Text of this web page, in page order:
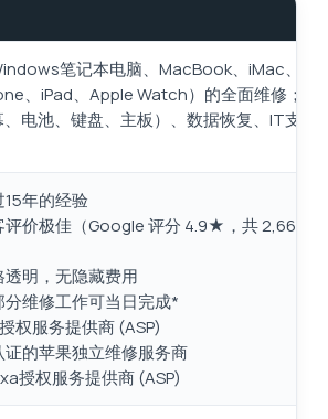
笔记本电脑、MacBook、iMac、移
、iPad、Apple Watch）的全面维修；硬
、电池、键盘、主板）、数据恢复、IT支持
15年的经验
评价极佳（Google 评分 4.9★，共 2,668
透明，无隐藏费用
分维修工作可当日完成*
权服务提供商 (ASP)
证的苹果独立维修服务商
授权服务提供商 (ASP)